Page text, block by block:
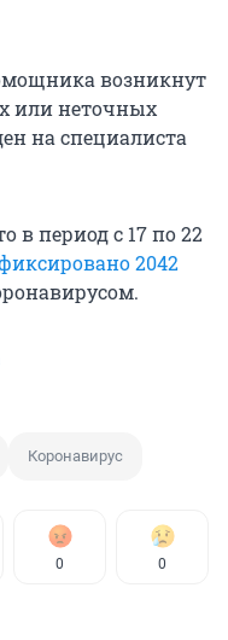
возникнут
или неточных
на специалиста
в период с 17 по 22
2042
Коронавирус
0 0